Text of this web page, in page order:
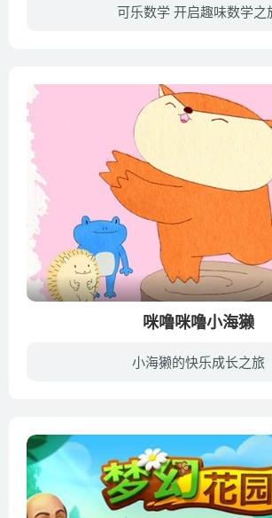
可乐数学 开启趣味数学之
咪噜咪噜小海獭
小海獭的快乐成长之旅